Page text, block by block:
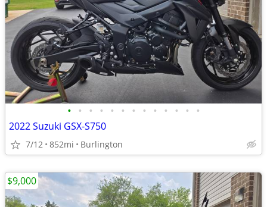
• • • • • • • • • • • • •
2022 Suzuki GSX-S750
7/12 852mi Burlington
$9,000